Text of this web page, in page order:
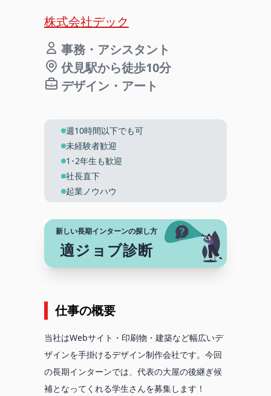
株式会社デック
事務・アシスタント
伏見駅から徒歩10分
デザイン・アート
週10時間以下でも可
未経験者歓迎
1･2年生も歓迎
社長直下
起業ノウハウ
新しい長期インターンの探し方
適ジョブ診断
仕事の概要
当社はWebサイト・印刷物・建築など幅広いデ
ザインを手掛けるデザイン制作会社です。今回
の長期インターンでは、代表の大屋の後継ぎ候
補となってくれる学生さんを募集します！